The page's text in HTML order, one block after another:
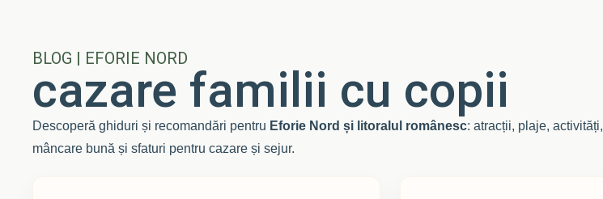
BLOG | EFORIE NORD
cazare familii cu copii
Descoperă ghiduri și recomandări pentru Eforie Nord și litoralul românesc: atracții, plaje, activități,
mâncare bună și sfaturi pentru cazare și sejur.